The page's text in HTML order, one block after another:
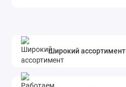
Широкий ассортимент